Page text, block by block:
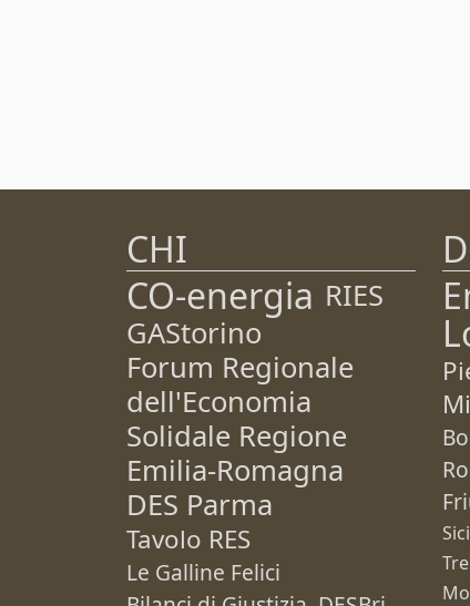
CHI
CO-energia RIES
GAStorino
Forum Regionale
dell'Economia
Solidale Regione
Emilia-Romagna
DES Parma
Tavolo RES
Le Galline Felici